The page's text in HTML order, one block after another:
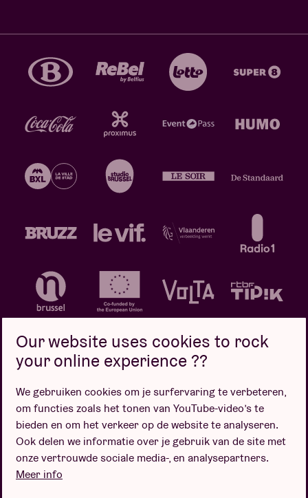
Privacybeleid Cookiebeleid
Verkoopsvoorwaarden
Design door
Our website uses cookies to rock
your online experience ??
We gebruiken cookies om je surfervaring te verbeteren,
om functies zoals het tonen van YouTube-video’s te
bieden en om het verkeer op de website te analyseren.
Ook delen we informatie over je gebruik van de site met
onze vertrouwde sociale media-, en analysepartners.
Meer info